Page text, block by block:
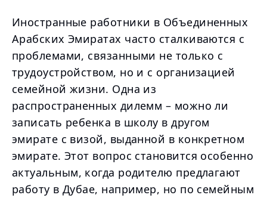
Иностранные работники в Объединенных
Арабских Эмиратах часто сталкиваются с
проблемами, связанными не только с
трудоустройством, но и с организацией
семейной жизни. Одна из
распространенных дилемм – можно ли
записать ребенка в школу в другом
эмирате с визой, выданной в конкретном
эмирате. Этот вопрос становится особенно
актуальным, когда родителю предлагают
работу в Дубае, например, но по семейным